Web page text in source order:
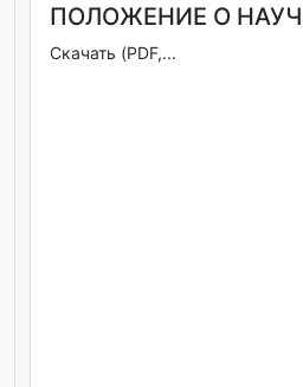
ПОЛОЖЕНИЕ О
Скачать (PDF,...